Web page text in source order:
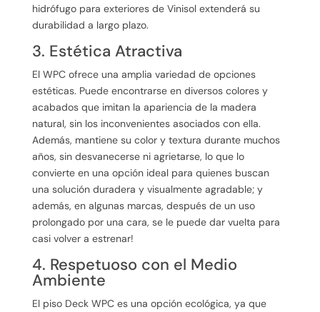
hidrófugo para exteriores de Vinisol extenderá su
durabilidad a largo plazo.
3. Estética Atractiva
El WPC ofrece una amplia variedad de opciones
estéticas. Puede encontrarse en diversos colores y
acabados que imitan la apariencia de la madera
natural, sin los inconvenientes asociados con ella.
Además, mantiene su color y textura durante muchos
años, sin desvanecerse ni agrietarse, lo que lo
convierte en una opción ideal para quienes buscan
una solución duradera y visualmente agradable; y
además, en algunas marcas, después de un uso
prolongado por una cara, se le puede dar vuelta para
casi volver a estrenar!
4. Respetuoso con el Medio
Ambiente
El piso Deck WPC es una opción ecológica, ya que